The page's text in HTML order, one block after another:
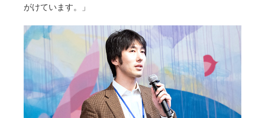
がけています。」